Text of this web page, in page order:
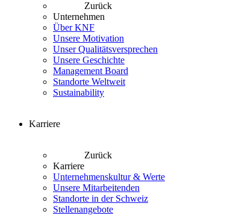
Zurück
Unternehmen
Über KNF
Unsere Motivation
Unser Qualitätsversprechen
Unsere Geschichte
Management Board
Standorte Weltweit
Sustainability
Karriere
Zurück
Karriere
Unternehmenskultur & Werte
Unsere Mitarbeitenden
Standorte in der Schweiz
Stellenangebote